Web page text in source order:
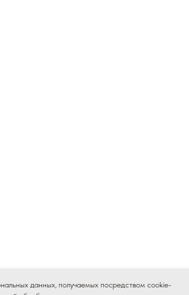
данных, получаемых посредством cookie-